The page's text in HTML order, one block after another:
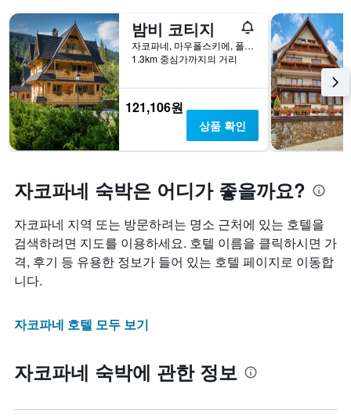
밤비 코티지
자코파네, 마우폴스키에, 폴란드
1.3km 중심가까지의 거리
121,106원
상품 확인
자코파네 숙박은 어디가 좋을까요?
자코파네 지역 또는 방문하려는 명소 근처에 있는 호텔을
검색하려면 지도를 이용하세요. 호텔 이름을 클릭하시면 가
격, 후기 등 유용한 정보가 들어 있는 호텔 페이지로 이동합
니다.
자코파네 호텔 모두 보기
자코파네 숙박에 관한 정보